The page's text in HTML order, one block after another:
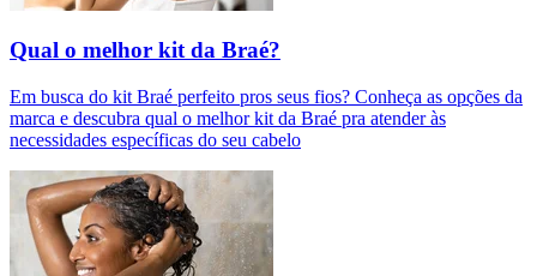
Qual o melhor kit da Braé?
Em busca do kit Braé perfeito pros seus fios? Conheça as opções da
marca e descubra qual o melhor kit da Braé pra atender às
necessidades específicas do seu cabelo